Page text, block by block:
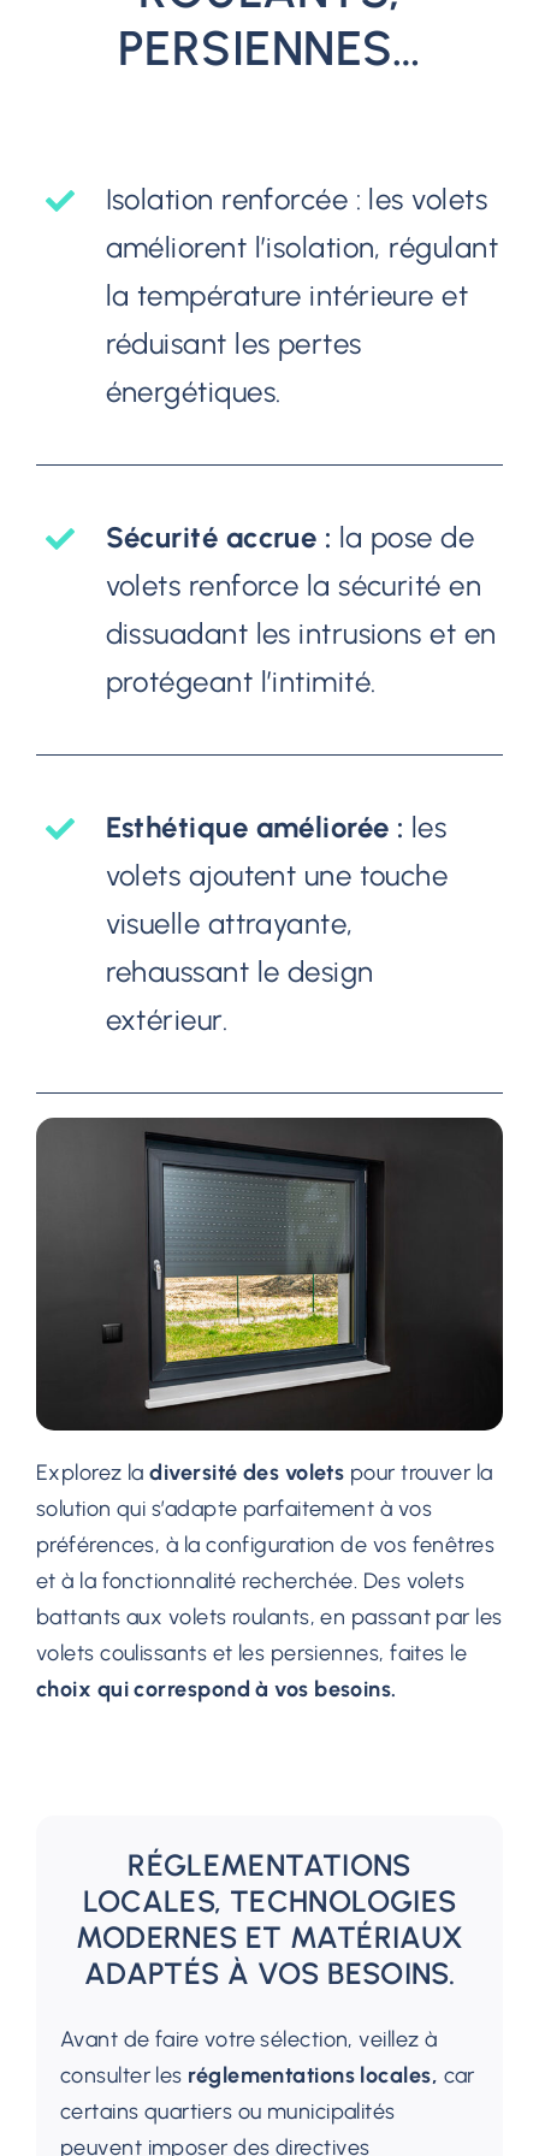
PERSIENNES…
Isolation renforcée : les volets
améliorent l’isolation, régulant
la température intérieure et
réduisant les pertes
énergétiques.
Sécurité accrue : la pose de
volets renforce la sécurité en
dissuadant les intrusions et en
protégeant l’intimité.
Esthétique améliorée : les
volets ajoutent une touche
visuelle attrayante,
rehaussant le design
extérieur.
Explorez ladiversité des volets pour trouver la
solution qui s’adapte parfaitement à vos
préférences, à la configuration de vos fenêtres
et à la fonctionnalité recherchée. Des volets
battants aux volets roulants, en passant par les
volets coulissants et les persiennes, faites le
choix qui correspond à vos besoins.
RÉGLEMENTATIONS
LOCALES, TECHNOLOGIES
MODERNES ET MATÉRIAUX
ADAPTÉS À VOS BESOINS.
Avant de faire votre sélection, veillez à
consulter les réglementations locales, car
certains quartiers ou municipalités
peuvent imposer des directives